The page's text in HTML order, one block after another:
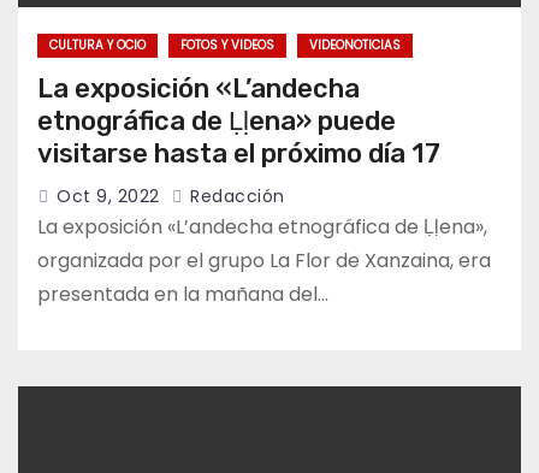
CULTURA Y OCIO FOTOS Y VIDEOS VIDEONOTICIAS
La exposición «L’andecha
etnográfica de Ḷḷena» puede
visitarse hasta el próximo día 17
Oct 9, 2022 Redacción
La exposición «L’andecha etnográfica de Ḷḷena»,
organizada por el grupo La Flor de Xanzaina, era
presentada en la mañana del…